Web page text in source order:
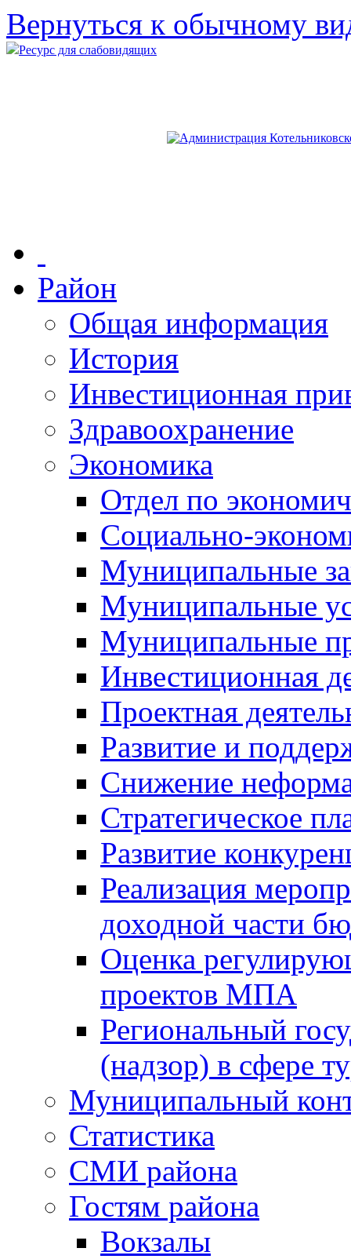
Вернуться к обычному
Ресурс для слабовидящих
Район
Общая информация
История
Инвестиционная
Здравоохранение
Экономика
Отдел по
Социально-
Муниципальные
Муниципальные
Муниципальные
Инвестиционная
Проектная
Развитие и
Снижение
Стратегическое
Развитие
Реализация
доходной части
Оценка
проектов МПА
Региональный
(надзор) в сфере
Муниципальный
Статистика
СМИ района
Гостям района
Вокзалы